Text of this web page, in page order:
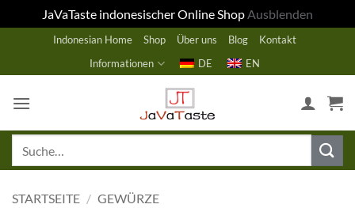
JaVaTaste indonesischer Online ShopAusblenden
springen
Indonesian Home Shop Über uns Blog
Kontakt
Informationen
DE EN
STARTSEITE / GEWÜRZE